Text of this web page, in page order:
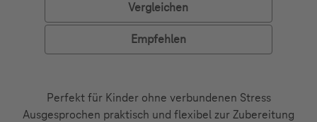
Vergleichen
Empfehlen
Perfekt für Kinder ohne verbundenen Stress
Ausgesprochen praktisch und flexibel zur Zubereitung